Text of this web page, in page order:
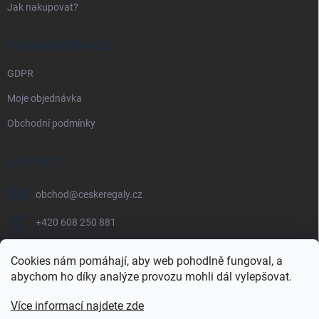
Cookies nám pomáhají, aby web pohodlně fungoval, a
abychom ho díky analýze provozu mohli dál vylepšovat.
Více informací najdete zde
Jak nakupovat?
PRÁVNÍ INFORMACE
GDPR
Moje objednávka
Obchodní podmínky
KONTAKT
obchod@ceskeregaly.cz
+420 608 250 881